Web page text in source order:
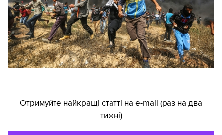
Отримуйте найкращі статті на e-mail (раз на два
тижні)